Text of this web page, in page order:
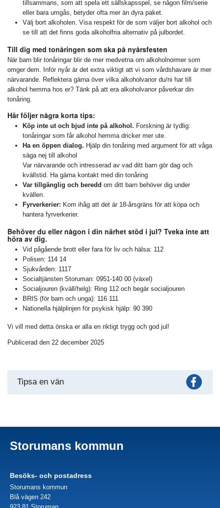
tillsammans, som att spela ett sällskapsspel, se någon film/serie
eller bara umgås, betyder ofta mer än dyra paket.
Välj bort alkoholen. Visa respekt för de som väljer bort alkohol och
se till att det finns goda alkoholfria alternativ på julbordet.
Till dig med tonåringen som ska på nyårsfesten
När barn blir tonåringar blir de mer medvetna om alkoholnormer som
omger dem. Inför nyår är det extra viktigt att vi som vårdshavare är mer
närvarande. Reflektera gärna över vilka alkoholvanor du/ni har till
alkohol hemma hos er? Tänk på att era alkoholvanor påverkar din
tonåring.
Här följer några korta tips:
Köp inte ut och bjud inte på alkohol. Forskning är tydlig:
tonåringar som får alkohol hemma dricker mer ute.
Ha en öppen dialog. Hjälp din tonåring med argument för att våga
säga nej till alkohol
Var närvarande och intresserad av vad ditt barn gör dag och
kvällstid. Ha gärna kontakt med din tonåring
Var tillgänglig och beredd om ditt barn behöver dig under
kvällen.
Fyrverkerier: Kom ihåg att det är 18-årsgräns för att köpa och
hantera fyrverkerier.
Behöver du eller någon i din närhet stöd i jul? Tveka inte att
höra av dig.
Vid pågående brott eller fara för liv och hälsa: 112
Polisen: 114 14
Sjukvården: 1117
Socialtjänsten Storuman: 0951-140 00 (växel)
Socialjouren (kväll/helg): Ring 112 och begär socialjouren
BRIS (för barn och unga): 116 111
Nationella hjälplinjen för psykisk hjälp: 90 390
Vi vill med detta önska er alla en riktigt trygg och god jul!
Publicerad den 22 december 2025
Tipsa en vän
Storumans kommun
Besöks- och postadress
Storumans kommun
Blå vägen 242